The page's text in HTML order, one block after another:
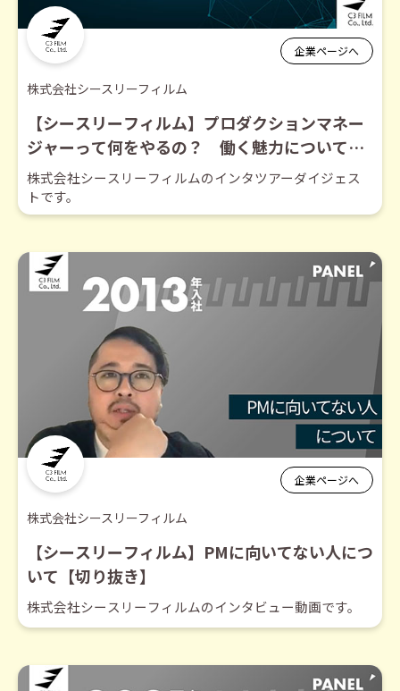
企業ページへ
株式会社シースリーフィルム
【シースリーフィルム】プロダクションマネー
ジャーって何をやるの？ 働く魅力について
【ダイジェスト】
株式会社シースリーフィルムのインタツアーダイジェス
トです。
企業ページへ
株式会社シースリーフィルム
【シースリーフィルム】PMに向いてない人につ
いて【切り抜き】
株式会社シースリーフィルムのインタビュー動画です。